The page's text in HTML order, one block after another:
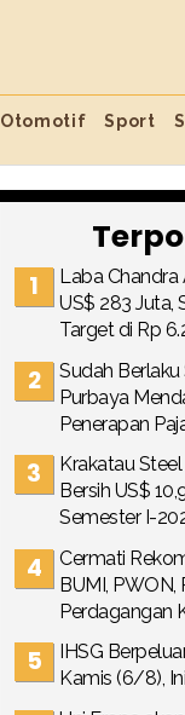
Otomotif Sport
Laba Chandra
US$ 283 Juta,
Target di Rp
Sudah Berlaku
Purbaya
Penerapan
Krakatau
Bersih US$
Semester I-
Cermati
BUMI, PWON,
Perdagangan
IHSG
Kamis (6/8),